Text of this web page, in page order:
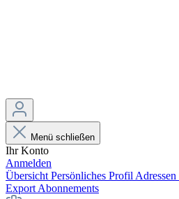
Menü schließen
Ihr Konto
Anmelden
Übersicht Persönliches Profil Adressen
Export Abonnements